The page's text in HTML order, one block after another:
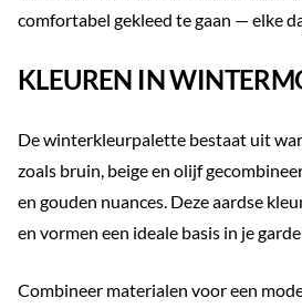
comfortabel gekleed te gaan — elke
KLEUREN IN
De winterkleurpalette bestaat uit
zoals bruin, beige en olijf
en gouden nuances. Deze aardse
en vormen een ideale basis in je
Combineer materialen voor een